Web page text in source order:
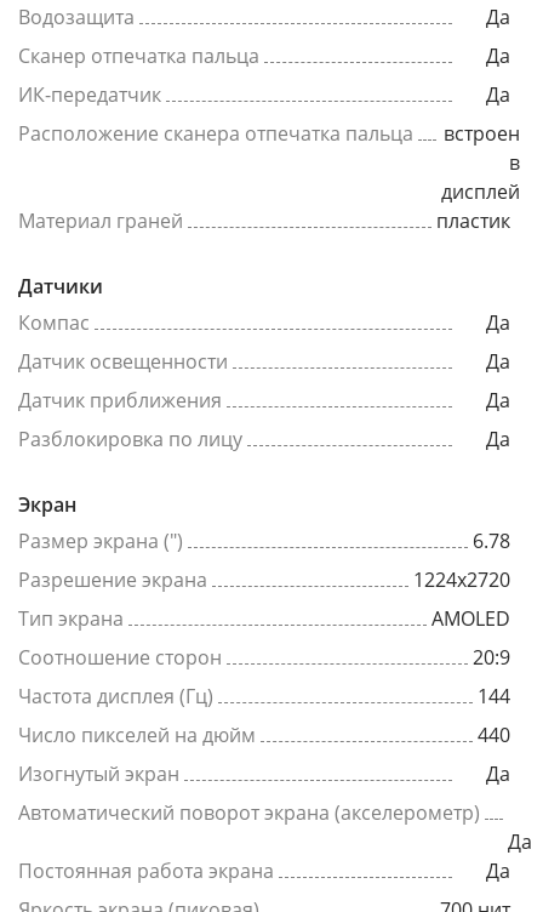
Водозащита
Да
Сканер отпечатка пальца
Да
ИК-передатчик
Да
Расположение сканера отпечатка пальца
встроен
в
дисплей
Материал граней
пластик
Датчики
Компас
Да
Датчик освещенности
Да
Датчик приближения
Да
Разблокировка по лицу
Да
Экран
Размер экрана (")
6.78
Разрешение экрана
1224x2720
Тип экрана
AMOLED
Соотношение сторон
20:9
Частота дисплея (Гц)
144
Число пикселей на дюйм
440
Изогнутый экран
Да
Автоматический поворот экрана (акселерометр)
Да
Постоянная работа экрана
Да